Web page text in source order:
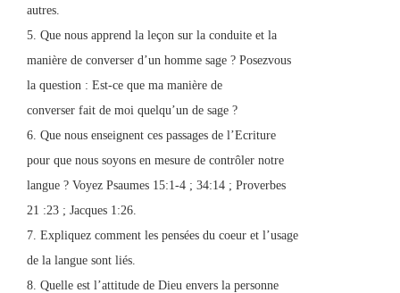
autres.
5. Que nous apprend la leçon sur la conduite et la
manière de converser d’un homme sage ? Posezvous
la question : Est-ce que ma manière de
converser fait de moi quelqu’un de sage ?
6. Que nous enseignent ces passages de l’Ecriture
pour que nous soyons en mesure de contrôler notre
langue ? Voyez Psaumes 15:1-4 ; 34:14 ; Proverbes
21 :23 ; Jacques 1:26.
7. Expliquez comment les pensées du coeur et l’usage
de la langue sont liés.
8. Quelle est l’attitude de Dieu envers la personne